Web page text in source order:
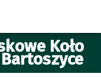
Koło